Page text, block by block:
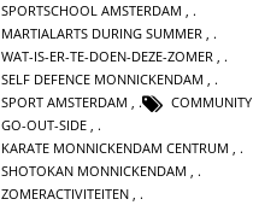
SPORTSCHOOL AMSTERDAM
MARTIALARTS DURING SUMMER
WAT-IS-ER-TE-DOEN-DEZE-ZOMER
SELF DEFENCE MONNICKENDAM
SPORT AMSTERDAM , COMMUNITY
GO-OUT-SIDE ,
KARATE MONNICKENDAM CENTRUM ,
SHOTOKAN MONNICKENDAM ,
ZOMERACTIVITEITEN ,